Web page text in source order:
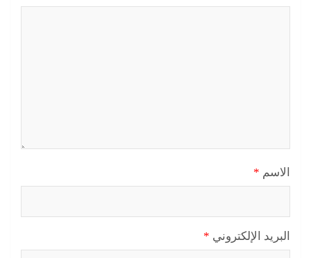
الاسم *
البريد الإلكتروني *